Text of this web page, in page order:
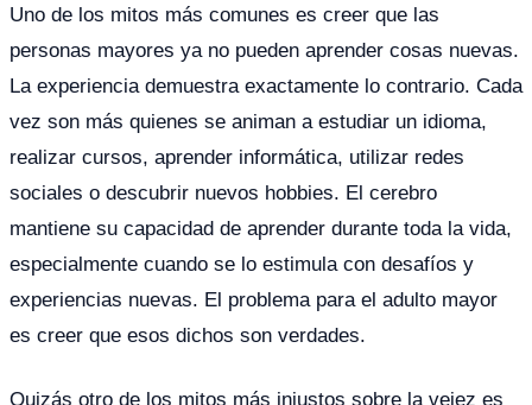
Uno de los mitos más comunes es creer que las
personas mayores ya no pueden aprender cosas nuevas.
La experiencia demuestra exactamente lo contrario. Cada
vez son más quienes se animan a estudiar un idioma,
realizar cursos, aprender informática, utilizar redes
sociales o descubrir nuevos hobbies. El cerebro
mantiene su capacidad de aprender durante toda la vida,
especialmente cuando se lo estimula con desafíos y
experiencias nuevas. El problema para el adulto mayor
es creer que esos dichos son verdades.
Quizás otro de los mitos más injustos sobre la vejez es